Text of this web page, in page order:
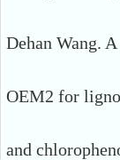
Dehan Wang.
OEM2 for
and